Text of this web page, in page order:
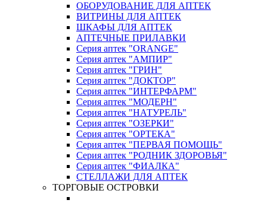
ОБОРУДОВАНИЕ ДЛЯ АПТЕК
ВИТРИНЫ ДЛЯ АПТЕК
ШКАФЫ ДЛЯ АПТЕК
АПТЕЧНЫЕ ПРИЛАВКИ
Серия аптек "ORANGE"
Серия аптек "АМПИР"
Серия аптек "ГРИН"
Серия аптек "ДОКТОР"
Серия аптек "ИНТЕРФАРМ"
Серия аптек "МОДЕРН"
Серия аптек "НАТУРЕЛЬ"
Серия аптек "ОЗЕРКИ"
Серия аптек "ОРТЕКА"
Серия аптек "ПЕРВАЯ ПОМОЩЬ"
Серия аптек "РОДНИК ЗДОРОВЬЯ"
Серия аптек "ФИАЛКА"
СТЕЛЛАЖИ ДЛЯ АПТЕК
ТОРГОВЫЕ ОСТРОВКИ